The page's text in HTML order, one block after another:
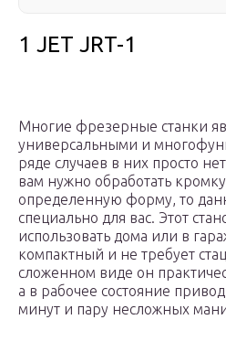
1 JET JRT-1
Многие фрезерные станки
универсальными и
ряде случаев в них просто
вам нужно обработать
определенную форму, то
специально для вас. Этот
использовать дома или в
компактный и не требует
сложенном виде он
а в рабочее состояние
минут и пару несложных